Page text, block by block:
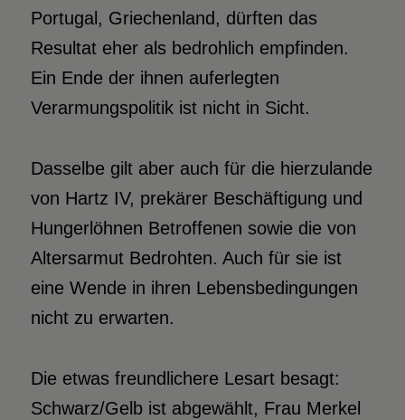
Portugal, Griechenland, dürften das
Resultat eher als bedrohlich empfinden.
Ein Ende der ihnen auferlegten
Verarmungspolitik ist nicht in Sicht.
Dasselbe gilt aber auch für die hierzulande
von Hartz IV, prekärer Beschäftigung und
Hungerlöhnen Betroffenen sowie die von
Altersarmut Bedrohten. Auch für sie ist
eine Wende in ihren Lebensbedingungen
nicht zu erwarten.
Die etwas freundlichere Lesart besagt:
Schwarz/Gelb ist abgewählt, Frau Merkel